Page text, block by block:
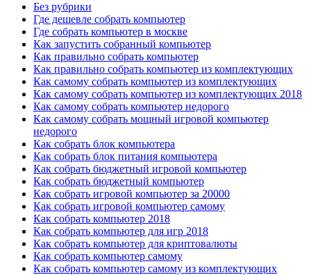
Без рубрики
Где дешевле собрать компьютер
Где собрать компьютер в москве
Как запустить собранный компьютер
Как правильно собрать компьютер
Как правильно собрать компьютер из комплектующих
Как самому собрать компьютер из комплектующих
Как самому собрать компьютер из комплектующих 2018
Как самому собрать компьютер недорого
Как самому собрать мощный игровой компьютер
недорого
Как собрать блок компьютера
Как собрать блок питания компьютера
Как собрать бюджетный игровой компьютер
Как собрать бюджетный компьютер
Как собрать игровой компьютер за 20000
Как собрать игровой компьютер самому
Как собрать компьютер 2018
Как собрать компьютер для игр 2018
Как собрать компьютер для криптовалюты
Как собрать компьютер самому
Как собрать компьютер самому из комплектующих